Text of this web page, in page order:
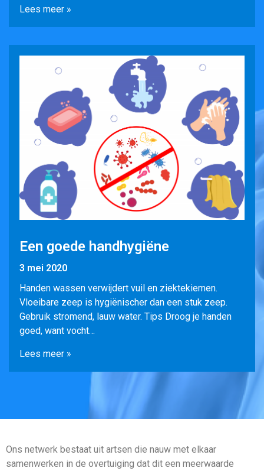
Lees meer »
Een goede handhygiëne
3 mei 2020
Handen wassen verwijdert vuil en ziektekiemen.
Vloeibare zeep is hygiënischer dan een stuk zeep.
Gebruik stromend, lauw water. Tips Droog je handen
goed, want vocht…
Lees meer »
Ons netwerk bestaat uit artsen die nauw met elkaar
samenwerken in de overtuiging dat dit een meerwaarde